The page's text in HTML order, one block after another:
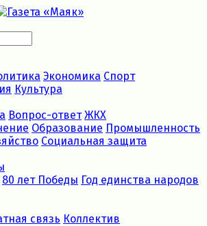
Экономика Спорт
Культура
Вопрос-ответ ЖКХ
Образование Промышленность
Социальная защита
80 лет Победы Год единства народов
связь Коллектив